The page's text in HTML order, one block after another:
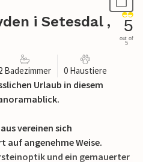
i Setesdal ,
5
out of
5
Badezimmer 0 Haustiere
Urlaub in diesem
vereinen sich
auf angenehme Weise.
und ein gemauerter